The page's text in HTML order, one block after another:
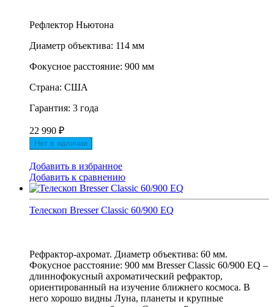
Рефлектор Ньютона
Диаметр объектива: 114 мм
Фокусное расстояние: 900 мм
Страна: США
Гарантия: 3 года
22 990 ₽
Нет в наличии
Добавить в избранное
Добавить к сравнению
Телескоп Bresser Classic 60/900 EQ
Рефрактор-ахромат. Диаметр объектива: 60 мм.
Фокусное расстояние: 900 мм Bresser Classic 60/900 EQ –
длиннофокусный ахроматический рефрактор,
ориентированный на изучение ближнего космоса. В
него хорошо видны Луна, планеты и крупные